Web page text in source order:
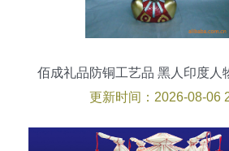
佰成礼品防铜工艺品 黑人印度人
更新时间：2026-08-06